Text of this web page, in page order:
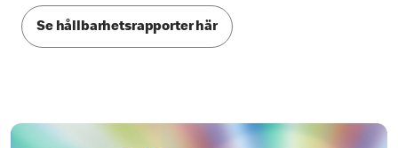
Se hållbarhetsrapporter här